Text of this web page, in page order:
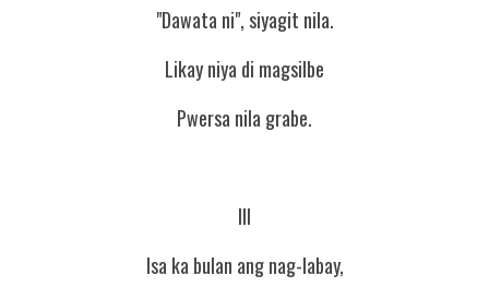
"Dawata ni", siyagit nila.
Likay niya di magsilbe
Pwersa nila grabe.
III
Isa ka bulan ang nag-labay,